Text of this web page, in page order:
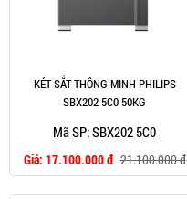
KÉT SẮT THÔNG MINH PHILIPS
SBX202 5C0 50KG
Mã SP: SBX202 5C0
Giá: 17.100.000 đ 21.100.000 đ